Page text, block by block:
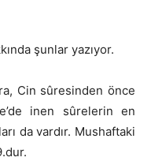
şunlar yazıyor.
Cin sûresinden önce
inen sûrelerin en
da vardır. Mushaftaki